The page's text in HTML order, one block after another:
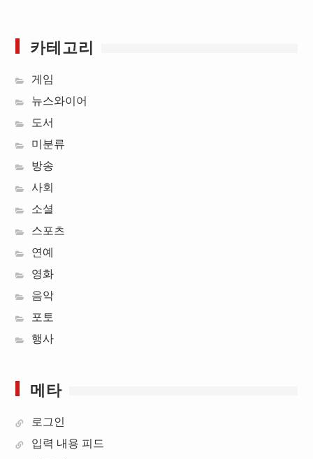
카테고리
게임
뉴스와이어
도서
미분류
방송
사회
소셜
스포츠
연예
영화
음악
포토
행사
메타
로그인
입력 내용 피드